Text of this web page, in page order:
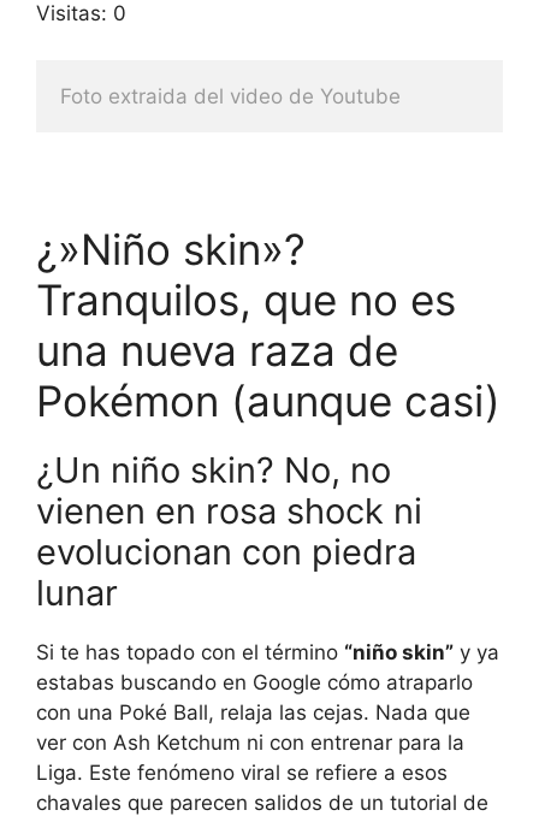
Visitas: 0
Foto extraida del video de Youtube
¿»Niño skin»?
Tranquilos, que no es
una nueva raza de
Pokémon (aunque casi)
¿Un niño skin? No, no
vienen en rosa shock ni
evolucionan con piedra
lunar
Si te has topado con el término “niño skin” y ya
estabas buscando en Google cómo atraparlo
con una Poké Ball, relaja las cejas. Nada que
ver con Ash Ketchum ni con entrenar para la
Liga. Este fenómeno viral se refiere a esos
chavales que parecen salidos de un tutorial de